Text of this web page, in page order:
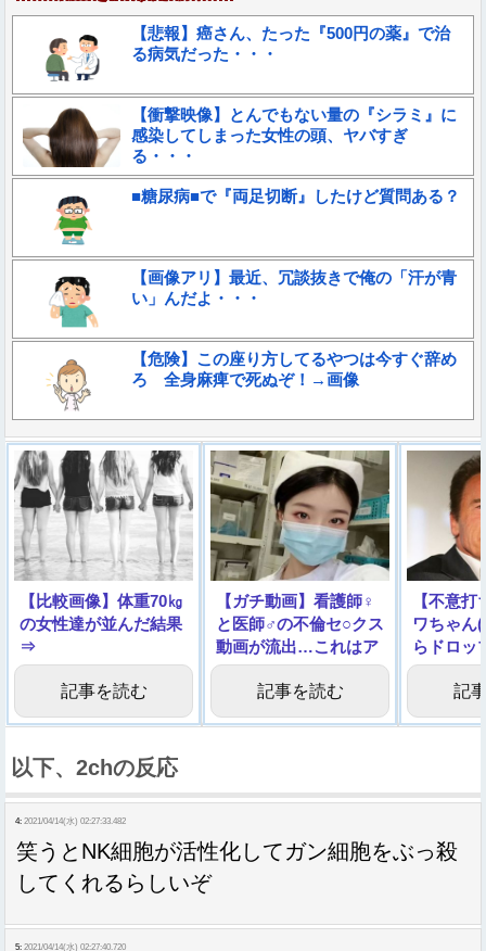
【悲報】癌さん、たった『500円の薬』で治
る病気だった・・・
【衝撃映像】とんでもない量の『シラミ』に
感染してしまった女性の頭、ヤバすぎ
る・・・
■糖尿病■で『両足切断』したけど質問ある？
【画像アリ】最近、冗談抜きで俺の「汗が青
い」んだよ・・・
【危険】この座り方してるやつは今すぐ辞め
ろ 全身麻痺で死ぬぞ！→画像
【比較画像】体重70㎏
の女性達が並んだ結果
⇒
記事を読む
【ガチ動画】看護師♀
と医師♂の不倫セ○クス
動画が流出…これはア
ウト
記事を読む
【不意
ワちゃん
らドロッ
た結果
記
以下、2chの反応
4: 2021/04/14(水) 02:27:33.482
笑うとNK細胞が活性化してガン細胞をぶっ殺
してくれるらしいぞ
5: 2021/04/14(水) 02:27:40.720